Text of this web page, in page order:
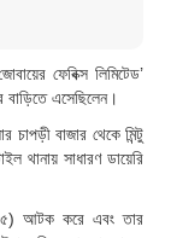
ফেবিক্স লিমিটেড’
বাড়িতে এসেছিলেন।
বাজার থেকে মিন্টু
থানায় সাধারণ ডায়েরি
(৩৫) আটক করে এবং তার